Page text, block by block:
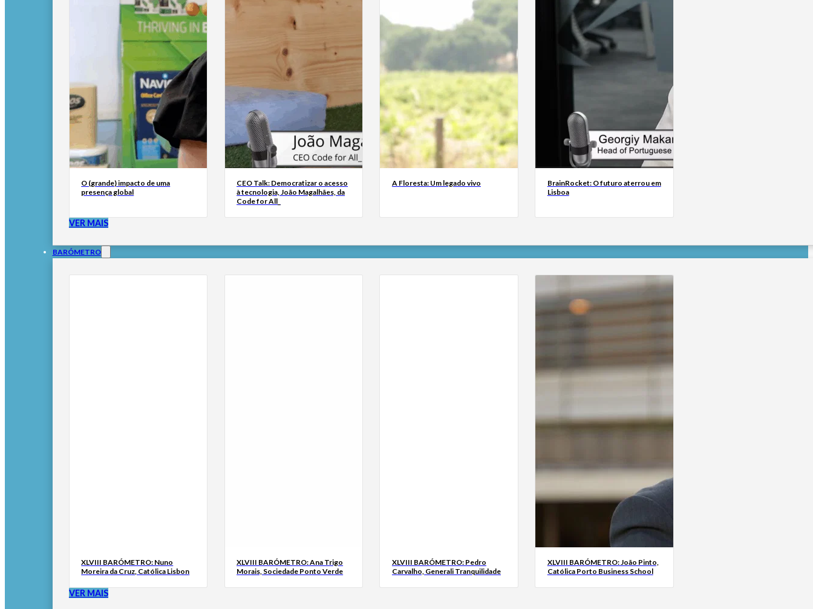
O (grande) impacto de uma
presença global
CEO Talk: Democratizar o acesso
à tecnologia, João Magalhães, da
Code for All_
A Floresta: Um legado vivo
BrainRocket: O futuro aterrou em
Lisboa
VER MAIS
BARÓMETRO
XLVIII BARÓMETRO: Nuno
Moreira da Cruz, Católica Lisbon
XLVIII BARÓMETRO: Ana Trigo
Morais, Sociedade Ponto Verde
XLVIII BARÓMETRO: Pedro
Carvalho, Generali Tranquilidade
XLVIII BARÓMETRO: João Pinto,
Católica Porto Business School
VER MAIS